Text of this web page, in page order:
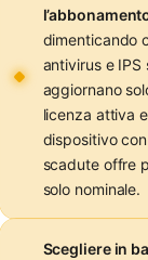
dimenticando
antivirus e IPS
aggiornano
licenza attiva
dispositivo
scadute offre
solo nominale.
Scegliere in